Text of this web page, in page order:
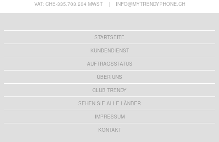
VAT: CHE-335.703.204 MWST
| INFO@MYTRENDYPHONE.CH
STARTSEITE
KUNDENDIENST
AUFTRAGSSTATUS
ÜBER UNS
CLUB TRENDY
SEHEN SIE ALLE LÄNDER
IMPRESSUM
KONTAKT